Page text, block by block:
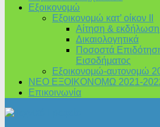
Εξοικονομώ
Εξοικονομώ κατ’ οίκον II
Αίτηση & εκδήλωση
Δικαιολογητικά
Ποσοστά
Εισοδήματος
Εξοικονομώ-αυτονομώ
ΝΕΟ ΕΞΟΙΚΟΝΟΜΩ 2021-
Επικοινωνία